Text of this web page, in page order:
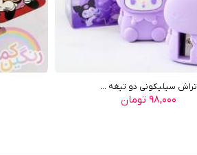
تراش سيليکوني دو تيغه ...
۹۸,۰۰۰ تومان